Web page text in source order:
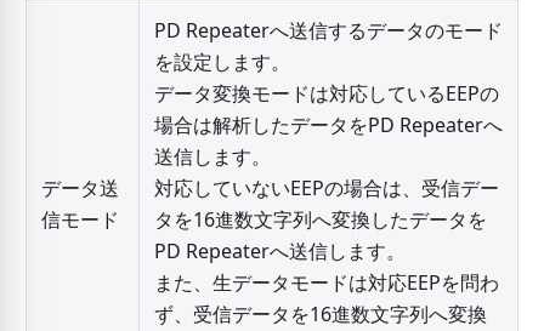
データ送
信モード
PD Repeaterへ送信するデータのモード
を設定します。
データ変換モードは対応しているEEPの
場合は解析したデータをPD Repeaterへ
送信します。
対応していないEEPの場合は、受信デー
タを16進数文字列へ変換したデータを
PD Repeaterへ送信します。
また、生データモードは対応EEPを問わ
ず、受信データを16進数文字列へ変換